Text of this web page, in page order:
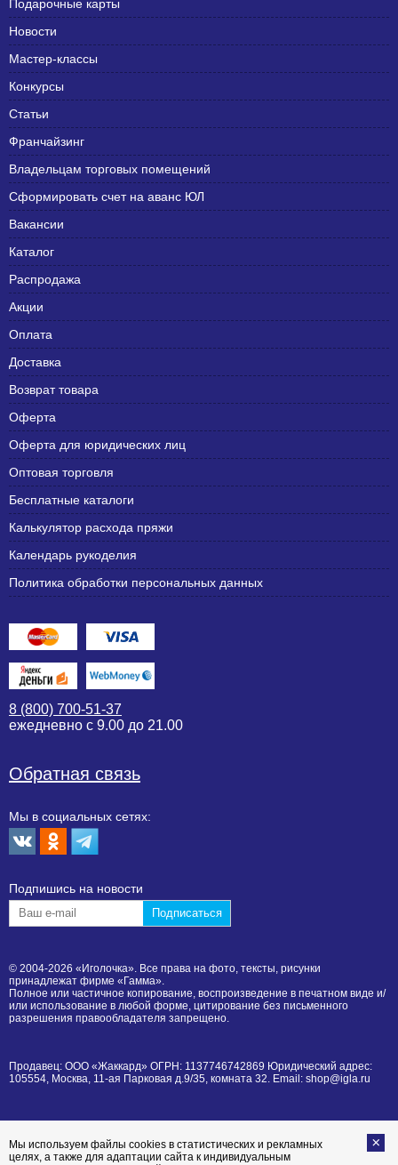
Подарочные карты
Новости
Мастер-классы
Конкурсы
Статьи
Франчайзинг
Владельцам торговых помещений
Сформировать счет на аванс ЮЛ
Вакансии
Каталог
Распродажа
Акции
Оплата
Доставка
Возврат товара
Оферта
Оферта для юридических лиц
Оптовая торговля
Бесплатные каталоги
Калькулятор расхода пряжи
Календарь рукоделия
Политика обработки персональных данных
8 (800) 700-51-37
ежедневно с 9.00 до 21.00
Обратная связь
Мы в социальных сетях:
Подпишиcь на новости
© 2004-2026 «Иголочка». Все права на фото, тексты, рисунки
принадлежат фирме «Гамма».
Полное или частичное копирование, воспроизведение в печатном виде и/
или использование в любой форме, цитирование без письменного
разрешения правообладателя запрещено.
Продавец: ООО «Жаккард» ОГРН: 1137746742869 Юридический адрес:
105554, Москва, 11-ая Парковая д.9/35, комната 32. Email: shop@igla.ru
Мы используем файлы cookies в статистических и рекламных
целях, а также для адаптации сайта к индивидуальным